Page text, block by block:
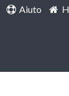
Aiuto